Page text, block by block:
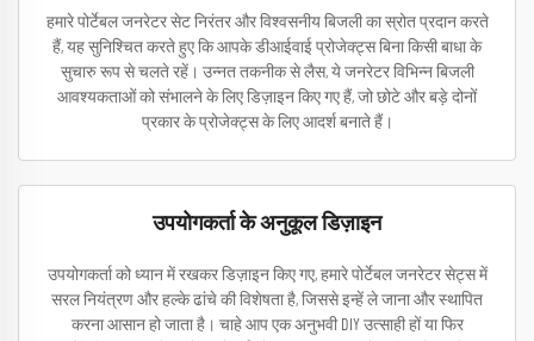
हमारे पोर्टेबल जनरेटर सेट निरंतर और विश्वसनीय बिजली का स्रोत प्रदान करते
हैं, यह सुनिश्चित करते हुए कि आपके डीआईवाई प्रोजेक्ट्स बिना किसी बाधा के
सुचारु रूप से चलते रहें। उन्नत तकनीक से लैस, ये जनरेटर विभिन्न बिजली
आवश्यकताओं को संभालने के लिए डिज़ाइन किए गए हैं, जो छोटे और बड़े दोनों
प्रकार के प्रोजेक्ट्स के लिए आदर्श बनाते हैं।
उपयोगकर्ता के अनुकूल डिज़ाइन
उपयोगकर्ता को ध्यान में रखकर डिज़ाइन किए गए, हमारे पोर्टेबल जनरेटर सेट्स में
सरल नियंत्रण और हल्के ढांचे की विशेषता है, जिससे इन्हें ले जाना और स्थापित
करना आसान हो जाता है। चाहे आप एक अनुभवी DIY उत्साही हों या फिर